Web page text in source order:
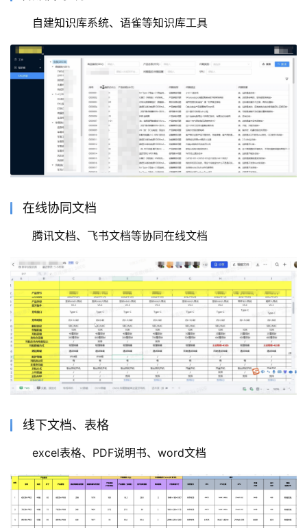
自建知识库系统、语雀等知识库工具
在线协同文档
腾讯文档、飞书文档等协同在线文档
线下文档、表格
excel表格、PDF说明书、word文档